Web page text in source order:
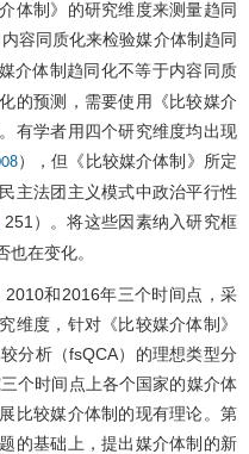
体制》的研究维度来测量趋同
容同质化来检验媒介体制趋同
介体制趋同化不等于内容同质
的预测，需要使用《比较媒介
有学者用四个研究维度均出现
），但《比较媒介体制》所定
主法团主义模式中政治平行性
251）。将这些因素纳入研究框
在变化。
和2016年三个时间点，采
维度，针对《比较媒介体制》
分析（fsQCA）的理想类型分
个时间点上各个国家的媒介体
比较媒介体制的现有理论。第
的基础上，提出媒介体制的新